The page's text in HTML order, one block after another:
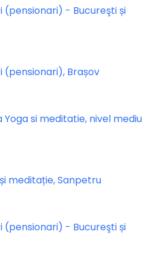
(pensionari) - Bucureşti și
(pensionari), Brașov
Yoga si meditatie, nivel mediu
meditație, Sanpetru
(pensionari) - Bucureşti și